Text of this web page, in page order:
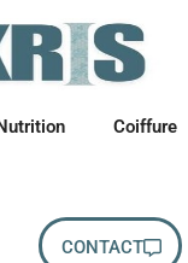
Coiffure
CONTACT